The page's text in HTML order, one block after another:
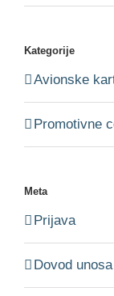
Kategorije
Avionske
Promotivne
Meta
Prijava
Dovod unosa